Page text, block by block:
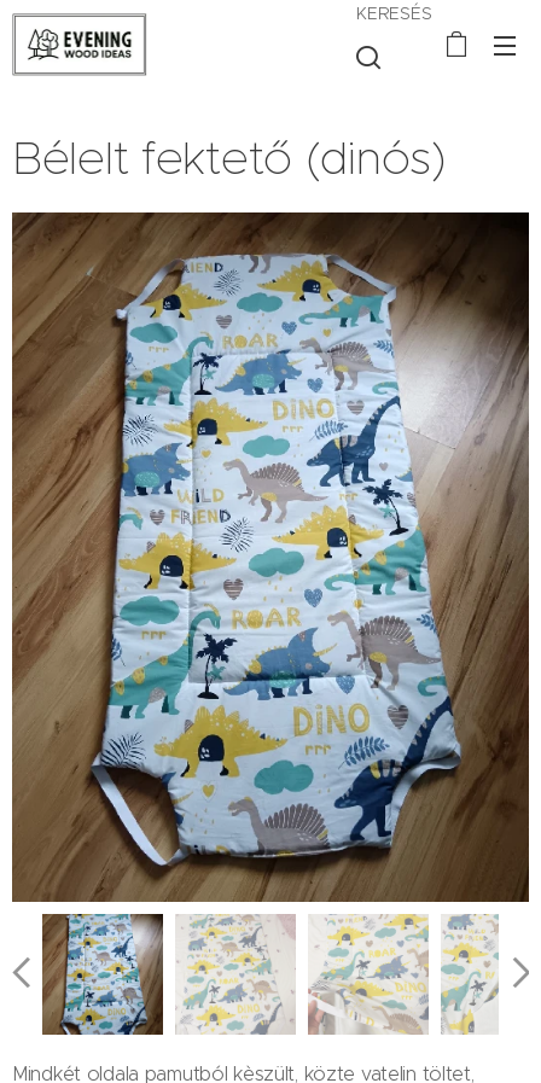
KERESÉS
Bélelt fektető (dinós)
Mindkét oldala pamutból kèszült, közte vatelin töltet,